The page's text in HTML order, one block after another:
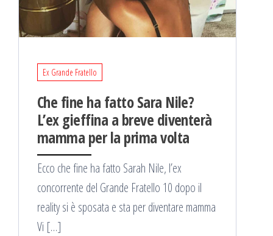
Ex Grande Fratello
Che fine ha fatto Sara Nile?
L’ex gieffina a breve diventerà
mamma per la prima volta
Ecco che fine ha fatto Sarah Nile, l’ex
concorrente del Grande Fratello 10 dopo il
reality si è sposata e sta per diventare mamma
Vi […]